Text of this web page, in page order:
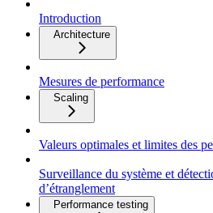
Introduction
Architecture
Mesures de performance
Scaling
Valeurs optimales et limites des
Surveillance du système et
d’étranglement
Performance testing